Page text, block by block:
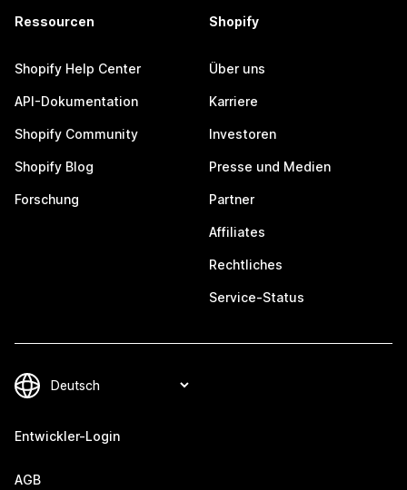
Ressourcen
Shopify Help Center
API-Dokumentation
Shopify Community
Shopify Blog
Forschung
Shopify
Über uns
Karriere
Investoren
Presse und Medien
Partner
Affiliates
Rechtliches
Service-Status
Entwickler-Login
AGB